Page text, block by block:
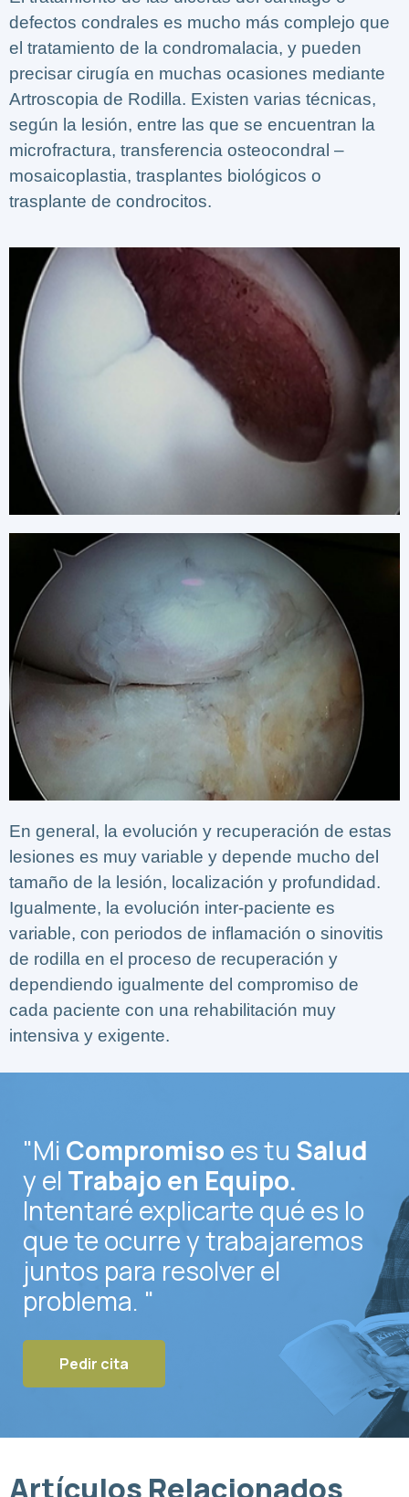
defectos condrales es mucho más complejo que
el tratamiento de la condromalacia, y pueden
precisar cirugía en muchas ocasiones mediante
Artroscopia de Rodilla. Existen varias técnicas,
según la lesión, entre las que se encuentran la
microfractura, transferencia osteocondral –
mosaicoplastia, trasplantes biológicos o
trasplante de condrocitos.
En general, la evolución y recuperación de estas
lesiones es muy variable y depende mucho del
tamaño de la lesión, localización y profundidad.
Igualmente, la evolución inter-paciente es
variable, con periodos de inflamación o sinovitis
de rodilla en el proceso de recuperación y
dependiendo igualmente del compromiso de
cada paciente con una rehabilitación muy
intensiva y exigente.
"Mi Compromiso es tu Salud
y el Trabajo en Equipo.
Intentaré explicarte qué es lo
que te ocurre y trabajaremos
juntos para resolver el
problema. "
Pedir cita
Artículos Relacionados